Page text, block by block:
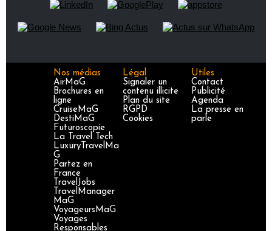
Nos médias
AirMaG
Brochures en
ligne
CruiseMaG
DestiMaG
Futuroscopie
La Travel Tech
LuxuryTravelMa
G
Partez en
France
TravelJobs
TravelManager
MaG
VoyageursMaG
Voyages
Responsables
Légal
Signaler un
contenu illicite
Plan du site
RGPD
Cookies
Utiles
Contact
Publicité
Agenda
La presse en
parle